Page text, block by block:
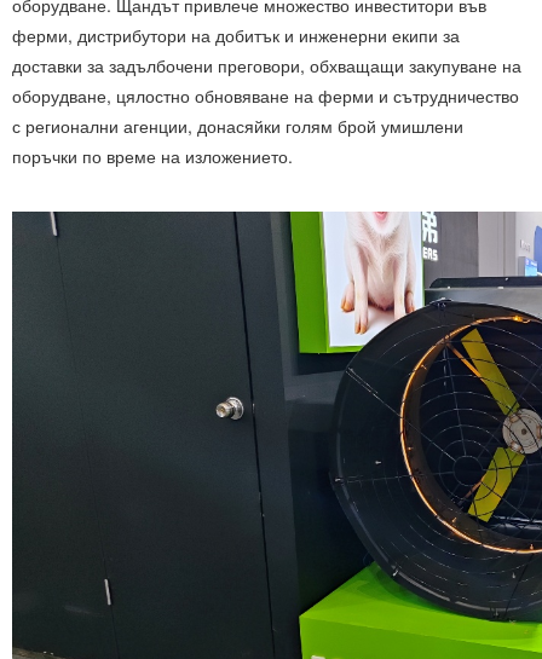
ферми, дистрибутори на добитък и инженерни екипи за
доставки за задълбочени преговори, обхващащи закупуване на
оборудване, цялостно обновяване на ферми и сътрудничество
с регионални агенции, донасяйки голям брой умишлени
поръчки по време на изложението.